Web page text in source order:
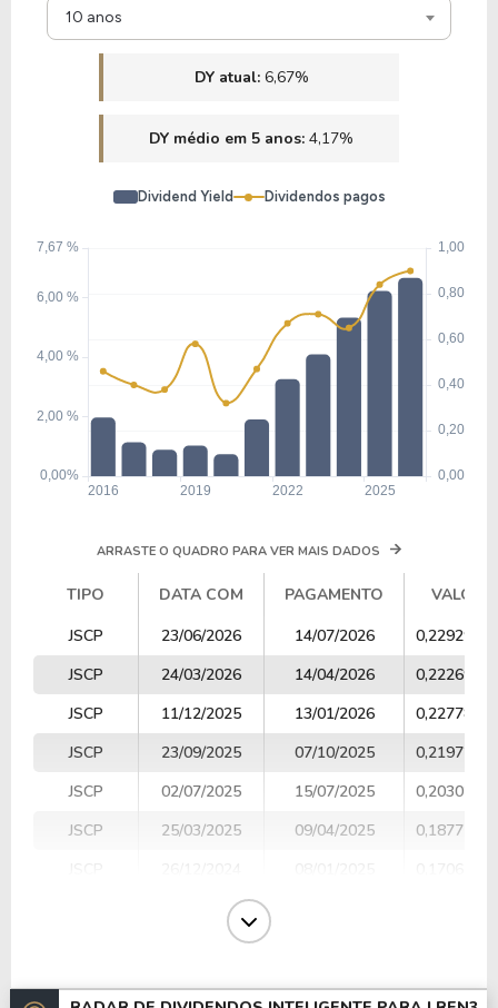
10 anos
DY atual: 6,67%
DY médio em 5 anos: 4,17%
Dividend Yield Dividendos pagos
ARRASTE O QUADRO PARA VER MAIS DADOS
TIPO DATA COM PAGAMENTO
VALOR
TIPO
DATA COM PAGAMENTO VALOR
JSCP 23/06/2026 14/07/2026
0,22929900
JSCP
24/03/2026 14/04/2026
0,22269800
JSCP
11/12/2025 13/01/2026
0,22778400
JSCP
23/09/2025 07/10/2025
0,21972700
JSCP
02/07/2025 15/07/2025
0,20302700
JSCP
25/03/2025 09/04/2025
0,18775200
11/12/2024
24/09/2024
JSCP
25/06/2024 09/07/2024
0,15591900